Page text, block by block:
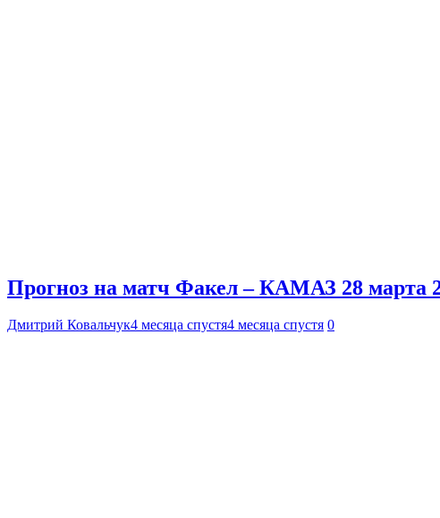
Прогноз на матч Факел – КАМАЗ 28 марта
Дмитрий Ковальчук4 месяца спустя4 месяца спустя 0